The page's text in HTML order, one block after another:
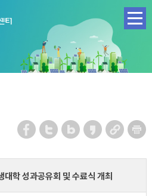
학 성과공유회 및 수료식 개최